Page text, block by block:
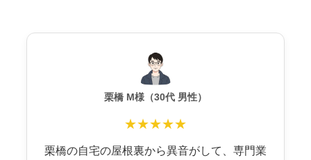
栗橋 M様（30代 男性）
★★★★★
栗橋の自宅の屋根裏から異音がして、専門業